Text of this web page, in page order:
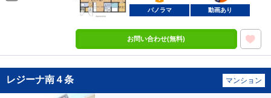
パノラマ 動画あり
お問い合わせ(無料)
レジーナ南４条 マンション